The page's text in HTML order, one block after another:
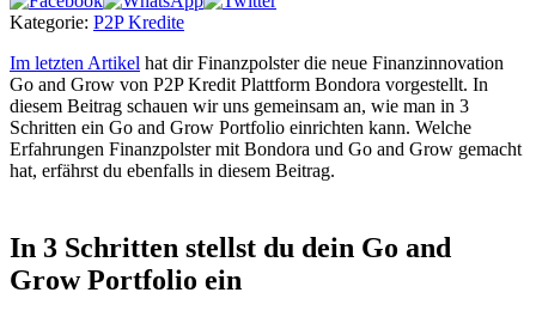
Kategorie: P2P Kredite
Im letzten Artikel hat dir Finanzpolster die neue Finanzinnovation
Go and Grow von P2P Kredit Plattform Bondora vorgestellt. In
diesem Beitrag schauen wir uns gemeinsam an, wie man in 3
Schritten ein Go and Grow Portfolio einrichten kann. Welche
Erfahrungen Finanzpolster mit Bondora und Go and Grow gemacht
hat, erfährst du ebenfalls in diesem Beitrag.
In 3 Schritten stellst du dein Go and
Grow Portfolio ein